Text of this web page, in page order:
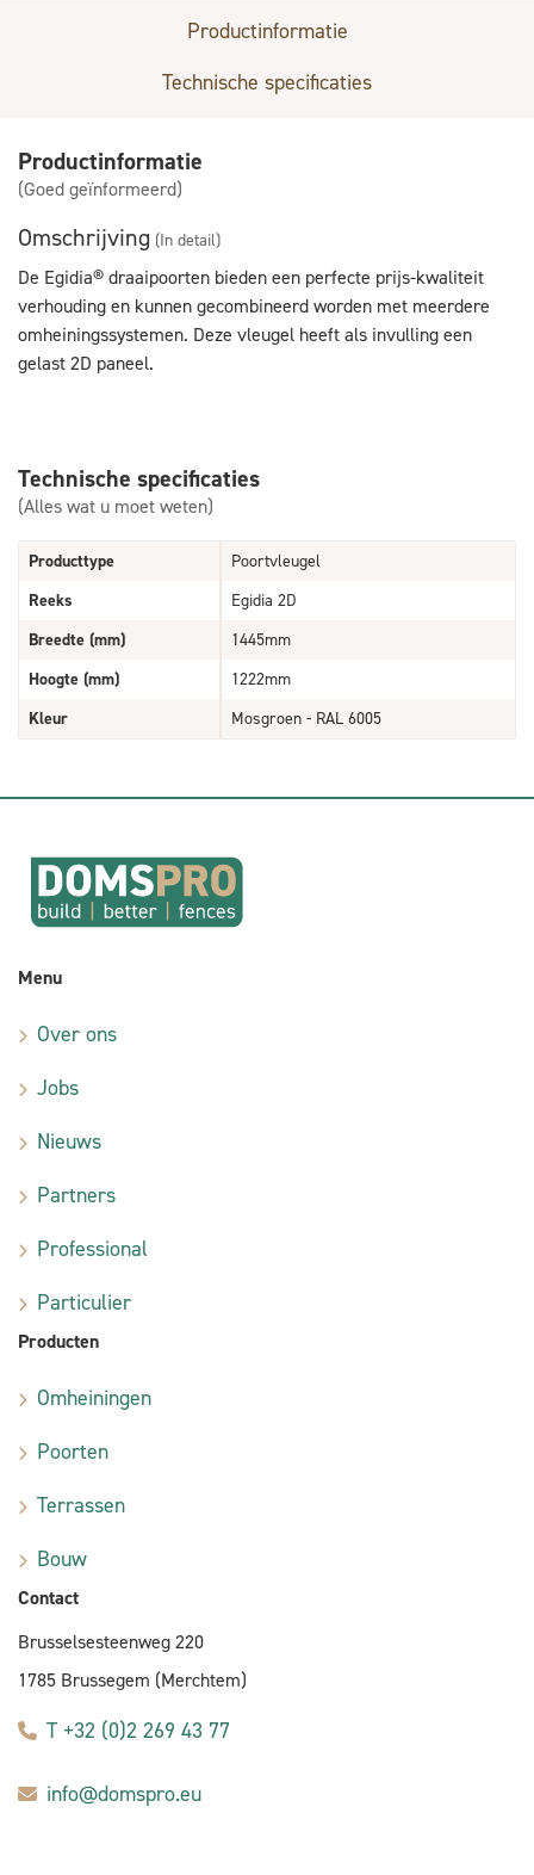
Productinformatie
Technische specificaties
Productinformatie
(Goed geïnformeerd)
Omschrijving (In detail)
De Egidia® draaipoorten bieden een perfecte prijs-kwaliteit
verhouding en kunnen gecombineerd worden met meerdere
omheiningssystemen. Deze vleugel heeft als invulling een
gelast 2D paneel.
Technische specificaties
(Alles wat u moet weten)
Producttype
Poortvleugel
Reeks
Egidia 2D
Breedte (mm)
1445mm
Hoogte (mm)
1222mm
Kleur
Mosgroen - RAL 6005
Menu
Over ons
Jobs
Nieuws
Partners
Professional
Particulier
Producten
Omheiningen
Poorten
Terrassen
Bouw
Contact
Brusselsesteenweg 220
1785 Brussegem (Merchtem)
T +32 (0)2 269 43 77
info@domspro.eu